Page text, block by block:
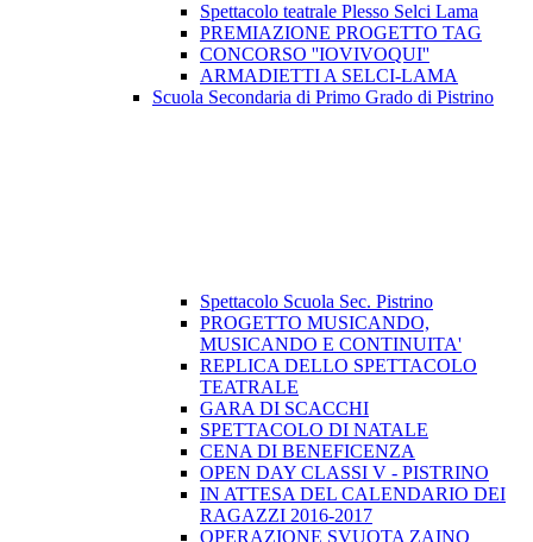
Spettacolo teatrale Plesso Selci Lama
PREMIAZIONE PROGETTO TAG
CONCORSO ''IOVIVOQUI''
ARMADIETTI A SELCI-LAMA
Scuola Secondaria di Primo Grado di Pistrino
Spettacolo Scuola Sec. Pistrino
PROGETTO MUSICANDO,
MUSICANDO E CONTINUITA'
REPLICA DELLO SPETTACOLO
TEATRALE
GARA DI SCACCHI
SPETTACOLO DI NATALE
CENA DI BENEFICENZA
OPEN DAY CLASSI V - PISTRINO
IN ATTESA DEL CALENDARIO DEI
RAGAZZI 2016-2017
OPERAZIONE SVUOTA ZAINO